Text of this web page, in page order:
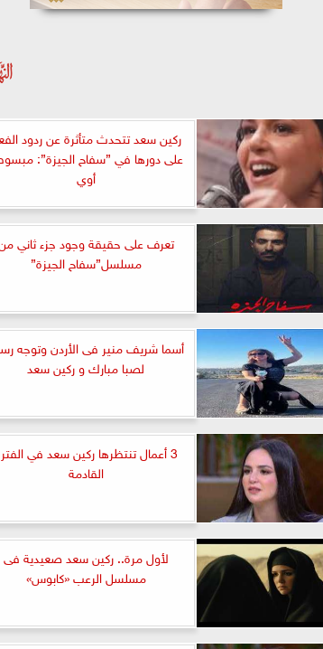
ركين سعد تتحدث متأثرة عن ردود
على دورها في ”سفاح الجيزة”:
أوي
تعرف على حقيقة وجود جزء ثاني
مسلسل”سفاح الجيزة”
أسما شريف منير فى الأردن وتوجه
لصبا مبارك و ركين سعد
3 أعمال تنتظرها ركين سعد في
القادمة
لأول مرة.. ركين سعد صعيدية فى
مسلسل الرعب «كابوس»